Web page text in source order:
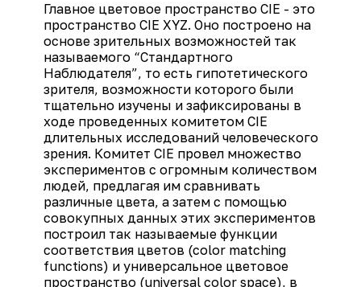
Главное цветовое пространство CIE - это
пространство CIE XYZ. Оно построено на
основе зрительных возможностей так
называемого “Стандартного
Наблюдателя”, то есть гипотетического
зрителя, возможности которого были
тщательно изучены и зафиксированы в
ходе проведенных комитетом CIE
длительных исследований человеческого
зрения. Комитет CIE провел множество
экспериментов с огромным количеством
людей, предлагая им сравнивать
различные цвета, а затем с помощью
совокупных данных этих экспериментов
построил так называемые функции
соответствия цветов (color matching
functions) и универсальное цветовое
пространство (universal color space), в